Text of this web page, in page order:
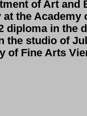
of Art and
at the Academy
diploma in the
the studio of
of Fine Arts